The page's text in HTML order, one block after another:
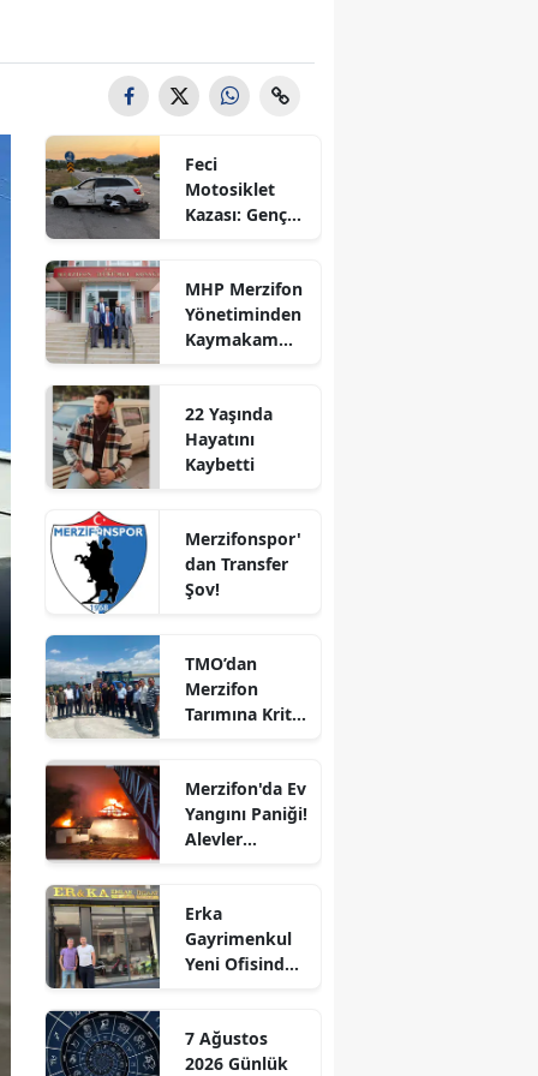
Bingöl
Bitlis
Bolu
Burdur
Çanakkale
Çorum
Denizli
Edirne
Erzincan
Erzurum
Gaziantep
Gümüşhane
Hakkari
Isparta
Feci
Motosiklet
Kazası: Genç
Kaybetti
MHP Merzifon
Yönetiminden
Kaymakam
Ziyaret
22 Yaşında
Hayatını
Kaybetti
Merzifonspor'
dan Transfer
Şov!
TMO’dan
Merzifon
Tarımına Kritik
Merzifon'da Ev
Yangını Paniği!
Alevler
Alındı
Erka
Gayrimenkul
Yeni Ofisinde
“Gayrimenkul
Almak İçin
7 Ağustos
2026 Günlük